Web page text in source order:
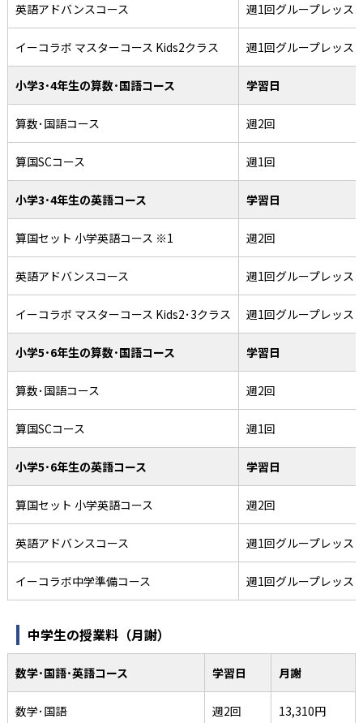
英語アドバンスコース 週1回グループレッス
イーコラボ マスターコース Kids2クラス 週1回グループレッス
小学3･4年生の算数･国語コース 学習日
算数･国語コース 週2回
算国SCコース 週1回
小学3･4年生の英語コース 学習日
算国セット 小学英語コース ※1 週2回
英語アドバンスコース 週1回グループレッス
イーコラボ マスターコース Kids2･3クラス 週1回グループレッス
小学5･6年生の算数･国語コース 学習日
算数･国語コース 週2回
算国SCコース 週1回
小学5･6年生の英語コース 学習日
算国セット 小学英語コース 週2回
英語アドバンスコース 週1回グループレッス
イーコラボ中学準備コース 週1回グループレッス
中学生の授業料（月謝）
数学･国語･英語コース 学習日 月謝
数学･国語 週2回 13,310円